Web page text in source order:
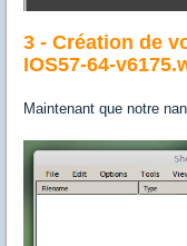
3 - Création de
IOS57-64-
Maintenant que notre